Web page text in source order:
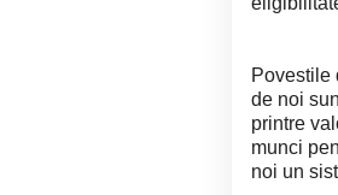
Povestile
de noi
printre
munci
noi un